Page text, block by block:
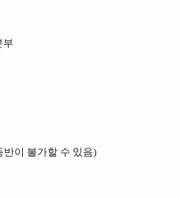
부
이 불가할 수 있음)